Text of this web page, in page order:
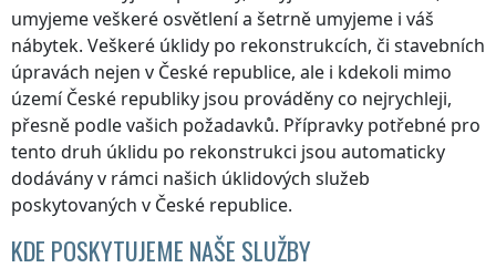
umyjeme veškeré osvětlení a šetrně umyjeme i váš
nábytek. Veškeré úklidy po rekonstrukcích, či stavebních
úpravách nejen v České republice, ale i kdekoli mimo
území České republiky jsou prováděny co nejrychleji,
přesně podle vašich požadavků. Přípravky potřebné pro
tento druh úklidu po rekonstrukci jsou automaticky
dodávány v rámci našich úklidových služeb
poskytovaných v České republice.
KDE POSKYTUJEME NAŠE SLUŽBY